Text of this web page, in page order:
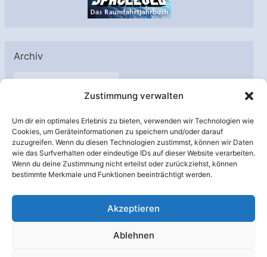
Zustimmung verwalten
Um dir ein optimales Erlebnis zu bieten, verwenden wir Technologien wie
Cookies, um Geräteinformationen zu speichern und/oder darauf
zuzugreifen. Wenn du diesen Technologien zustimmst, können wir Daten
wie das Surfverhalten oder eindeutige IDs auf dieser Website verarbeiten.
Wenn du deine Zustimmung nicht erteilst oder zurückziehst, können
bestimmte Merkmale und Funktionen beeinträchtigt werden.
Akzeptieren
Ablehnen
Archiv
A
h
i
v
Unterstützt von: